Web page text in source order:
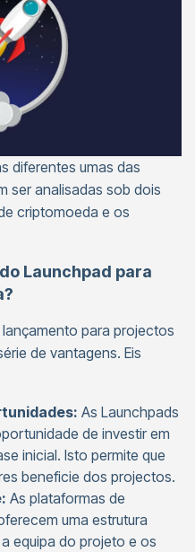
diferentes umas das
ser analisadas sob dois
criptomoeda e os
Launchpad para
para projectos
de vantagens. Eis
As Launchpads
de investir em
inicial. Isto permite que
beneficie dos projectos.
As plataformas de
uma estrutura
equipa do projeto e os